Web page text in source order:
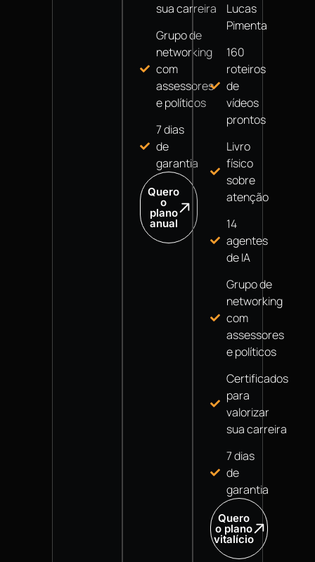
sua carreira
Grupo de
networking
com
assessores
e políticos
7 dias
de
garantia
Quero
o
plano
anual
Lucas
Pimenta
160
roteiros
de
vídeos
prontos
Livro
físico
sobre
atenção
14
agentes
de IA
Grupo de
networking
com
assessores
e políticos
Certificados
para
valorizar
sua carreira
7 dias
de
garantia
Quero
o plano
vitalício